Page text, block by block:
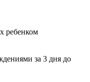
ребенком
за 3 дня до